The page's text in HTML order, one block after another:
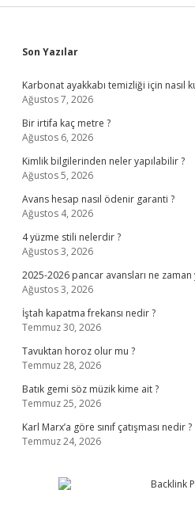
Sidebar
Son Yazılar
Karbonat ayakkabı temizliği için nasıl
Ağustos 7, 2026
Bir irtifa kaç metre ?
Ağustos 6, 2026
Kimlik bilgilerinden neler yapılabilir ?
Ağustos 5, 2026
Avans hesap nasıl ödenir garanti ?
Ağustos 4, 2026
4 yüzme stili nelerdir ?
Ağustos 3, 2026
2025-2026 pancar avansları ne zaman
Ağustos 3, 2026
İştah kapatma frekansı nedir ?
Temmuz 30, 2026
Tavuktan horoz olur mu ?
Temmuz 28, 2026
Batık gemi söz müzik kime ait ?
Temmuz 25, 2026
Karl Marx’a göre sınıf çatışması nedir ?
Temmuz 24, 2026